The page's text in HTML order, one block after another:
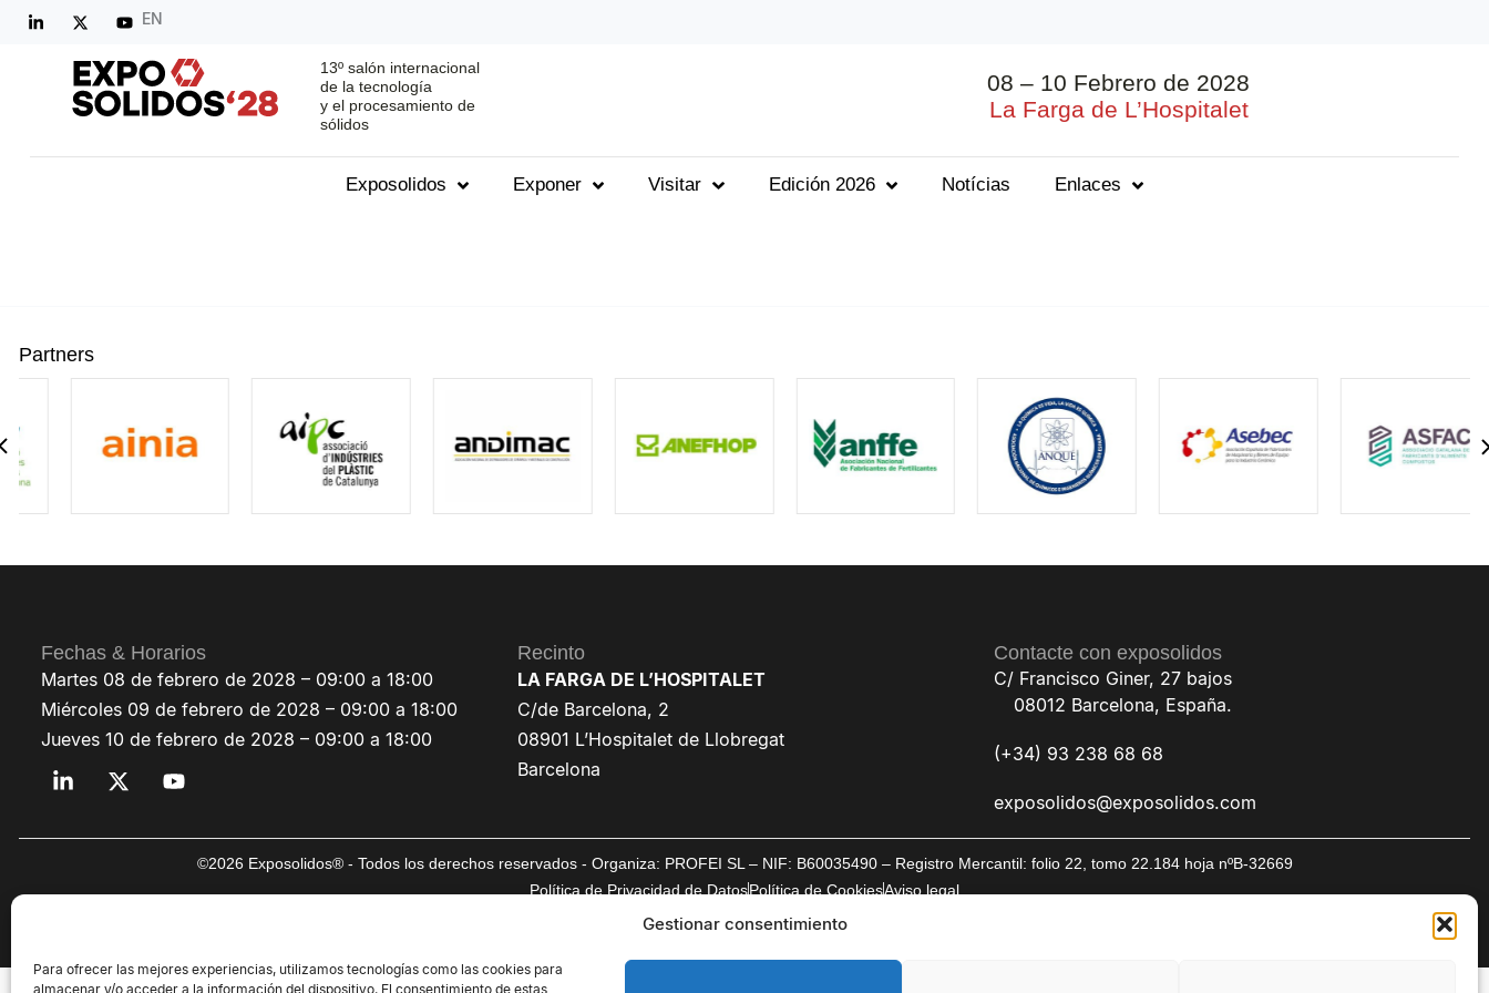
Gestionar consentimiento
Para ofrecer las mejores experiencias, utilizamos tecnologías como las cookies para
almacenar y/o acceder a la información del dispositivo. El consentimiento de estas
EN
13º salón internacional
de la tecnología
y el procesamiento de
sólidos
08 – 10 Febrero de 2028
La Farga de L’Hospitalet
Exposolidos Exponer Visitar Edición 2026 Notícias Enlaces
Partners
Fechas & Horarios
Martes 08 de febrero de 2028 – 09:00 a 18:00
Miércoles 09 de febrero de 2028 – 09:00 a 18:00
Jueves 10 de febrero de 2028 – 09:00 a 18:00
Recinto
LA FARGA DE L’HOSPITALET
C/de Barcelona, 2
08901 L’Hospitalet de Llobregat
Barcelona
Contacte con exposolidos
C/ Francisco Giner, 27 bajos
08012 Barcelona, España.
(+34) 93 238 68 68
exposolidos@exposolidos.com
©2026 Exposolidos® - Todos los derechos reservados - Organiza: PROFEI SL – NIF: B60035490 – Registro Mercantil: folio 22, tomo 22.184 hoja nºB-32669
Política de Privacidad de DatosPolítica de CookiesAviso legal